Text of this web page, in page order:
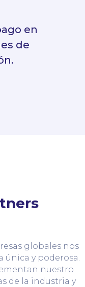
en
de
globales nos
y poderosa.
nuestro
de la industria y